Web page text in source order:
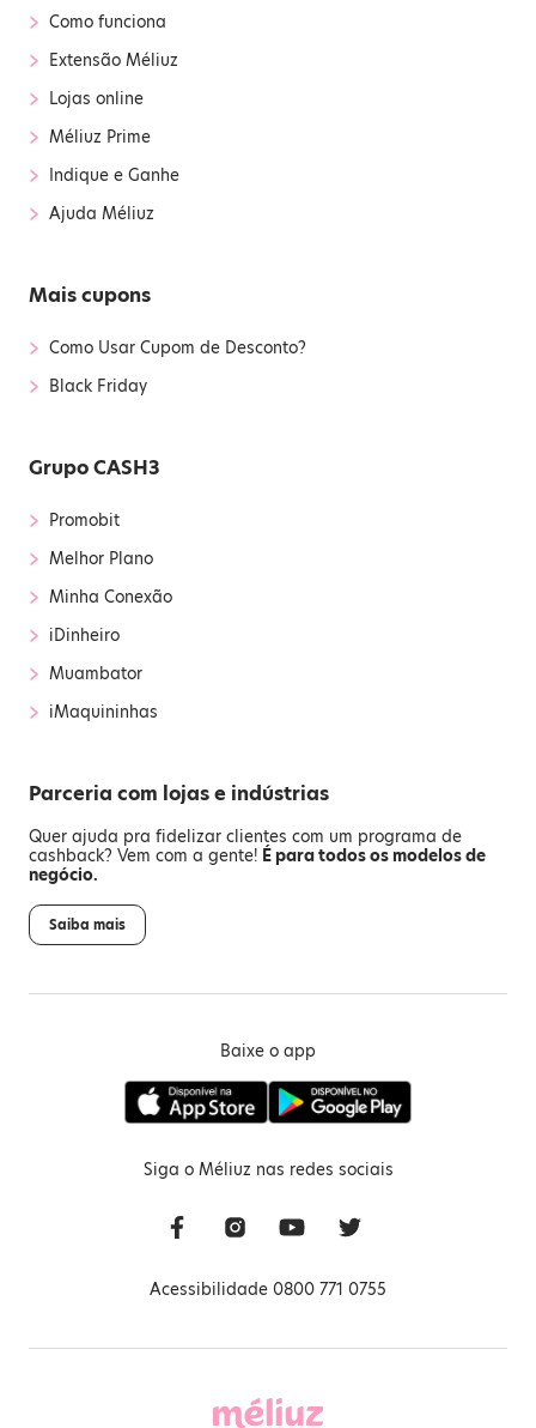
› Como funciona
› Extensão Méliuz
› Lojas online
› Méliuz Prime
› Indique e Ganhe
› Ajuda Méliuz
Mais cupons
› Como Usar Cupom de Desconto?
› Black Friday
Grupo CASH3
› Promobit
› Melhor Plano
› Minha Conexão
› iDinheiro
› Muambator
› iMaquininhas
Parceria com lojas e indústrias
Quer ajuda pra fidelizar clientes com um programa de
cashback? Vem com a gente! É para todos os modelos de
negócio.
Saiba mais
Baixe o app
Siga o Méliuz nas redes sociais
Acessibilidade 0800 771 0755